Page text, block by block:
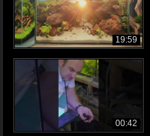
19:59
00:42